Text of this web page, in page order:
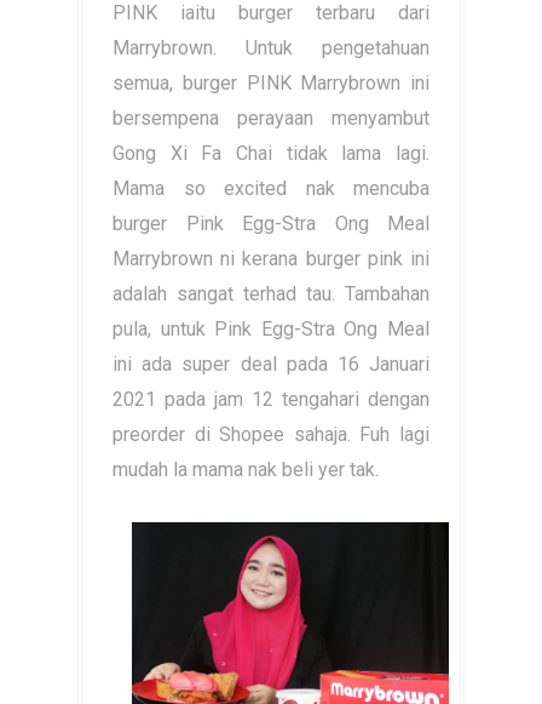
PINK iaitu burger terbaru dari
Marrybrown. Untuk pengetahuan
semua, burger PINK Marrybrown ini
bersempena perayaan menyambut
Gong Xi Fa Chai tidak lama lagi.
Mama so excited nak mencuba
burger Pink Egg-Stra Ong Meal
Marrybrown ni kerana burger pink ini
adalah sangat terhad tau. Tambahan
pula, untuk Pink Egg-Stra Ong Meal
ini ada super deal pada 16 Januari
2021 pada jam 12 tengahari dengan
preorder di Shopee sahaja. Fuh lagi
mudah la mama nak beli yer tak.